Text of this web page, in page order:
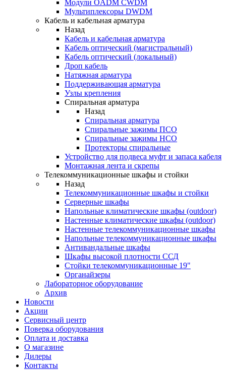
Модули OADM CWDM
Мультиплексоры DWDM
Кабель и кабельная арматура
Назад
Кабель и кабельная арматура
Кабель оптический (магистральный)
Кабель оптический (локальный)
Дроп кабель
Натяжная арматура
Поддерживающая арматура
Узлы крепления
Спиральная арматура
Назад
Спиральная арматура
Спиральные зажимы ПСО
Спиральные зажимы НСО
Протекторы спиральные
Устройство для подвеса муфт и запаса кабеля
Монтажная лента и скрепы
Телекоммуникационные шкафы и стойки
Назад
Телекоммуникационные шкафы и стойки
Серверные шкафы
Напольные климатические шкафы (outdoor)
Настенные климатические шкафы (outdoor)
Настенные телекоммуникационные шкафы
Напольные телекоммуникационные шкафы
Антивандальные шкафы
Шкафы высокой плотности ССД
Стойки телекоммуникационные 19"
Органайзеры
Лабораторное оборудование
Архив
Новости
Акции
Сервисный центр
Поверка оборудования
Оплата и доставка
О магазине
Дилеры
Контакты